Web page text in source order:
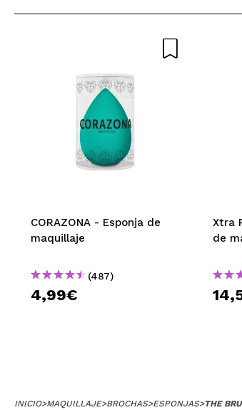
CORAZONA - Esponja de
maquillaje
(487)
4,99€
Xtra
de
INICIO>MAQUILLAJE>BROCHAS>ESPONJAS>THE